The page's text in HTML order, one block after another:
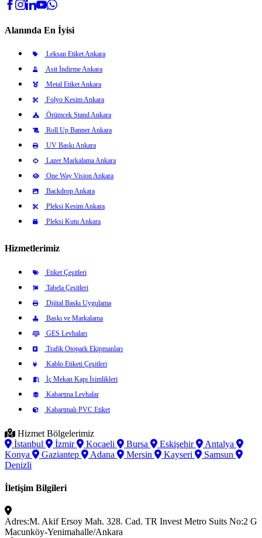
Alanında En İyisi
Leksan Etiket Ankara
Asit İndirme Ankara
Metal Etiket Ankara
Folyo Kesim Ankara
Örümcek Stand Ankara
Roll Up Banner Ankara
UV Baskı Ankara
Lazer Markalama Ankara
One Way Vision Ankara
Backdrop Ankara
Pleksi Kesim Ankara
Pleksi Kutu Ankara
Hizmetlerimiz
Etiket Çeşitleri
Tabela Çeşitleri
Dijital Baskı Uygulama
Baskı ve Markalama
GES Levhaları
Trafik Otopark Ekipmanları
Kablo Etiketi Çeşitleri
İç Mekan Kapı İsimlikleri
Kabartma Levhalar
Kabartmalı PVC Etiket
Hizmet Bölgelerimiz
İstanbul
İzmir Kocaeli Bursa Eskişehir
Antalya
Konya
Gaziantep Adana Mersin Kayseri
Samsun
Denizli
İletişim Bilgileri
Adres:M. Akif Ersoy Mah. 328. Cad. TR Invest Metro Suits No:2 G
Macunköy-Yenimahalle/Ankara